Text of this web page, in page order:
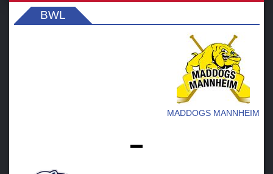
BWL
MADDOGS MANNHEIM
-